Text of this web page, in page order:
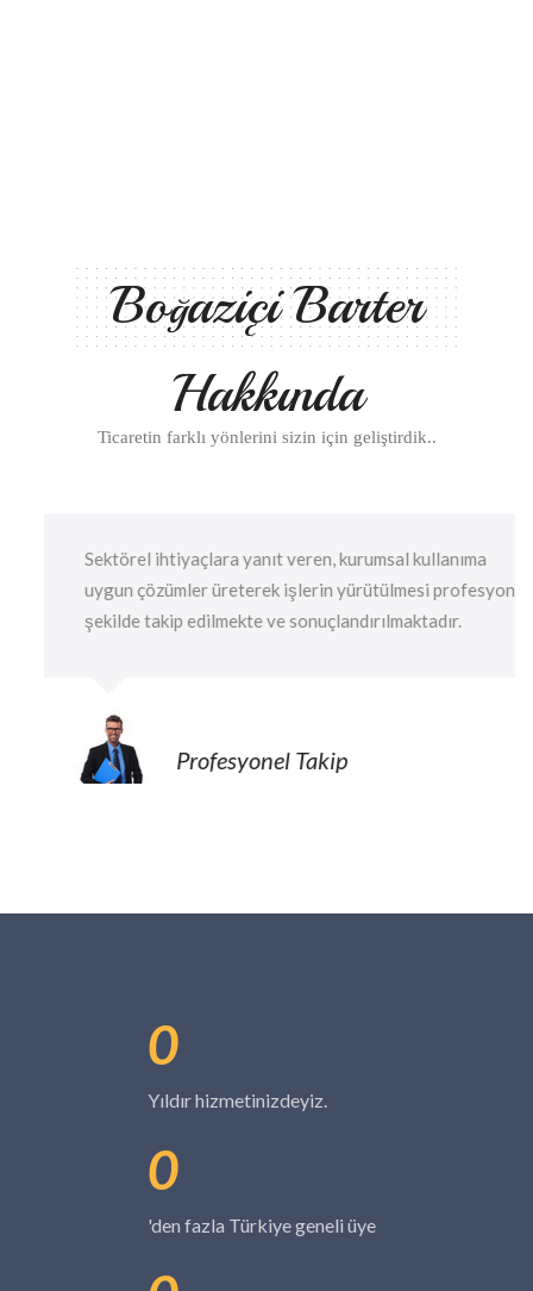
Boğaziçi Barter
Hakkında
Ticaretin farklı yönlerini sizin için geliştirdik..
Sektörel ihtiyaçlara yanıt veren, kurumsal kullanıma
uygun çözümler üreterek işlerin yürütülmesi profesyonel
şekilde takip edilmekte ve sonuçlandırılmaktadır.
Profesyonel Takip
0
Yıldır hizmetinizdeyiz.
0
'den fazla Türkiye geneli üye